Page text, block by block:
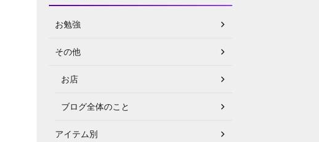
お勉強
その他
お店
ブログ全体のこと
アイテム別